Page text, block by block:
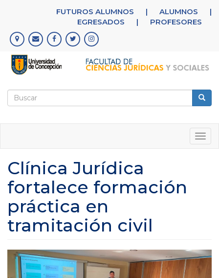
principal
FUTUROS ALUMNOS | ALUMNOS
|
EGRESADOS
| PROFESORES
Formulario
Clínica Jurídica
fortalece formación
práctica en
tramitación civil